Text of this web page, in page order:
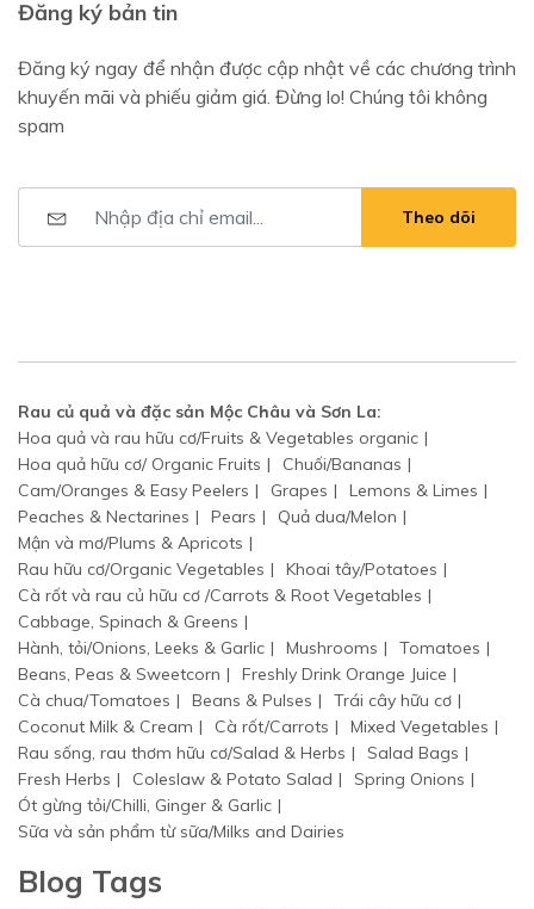
Đăng ký bản tin
Đăng ký ngay để nhận được cập nhật về các chương trình
khuyến mãi và phiếu giảm giá. Đừng lo! Chúng tôi không
spam
Theo dõi
Rau củ quả và đặc sản Mộc Châu và Sơn La:
Hoa quả và rau hữu cơ/Fruits & Vegetables organic
Hoa quả hữu cơ/ Organic Fruits
Chuối/Bananas
Cam/Oranges & Easy Peelers
Grapes
Lemons & Limes
Peaches & Nectarines
Pears
Quả dua/Melon
Mận và mơ/Plums & Apricots
Rau hữu cơ/Organic Vegetables
Khoai tây/Potatoes
Cà rốt và rau củ hữu cơ /Carrots & Root Vegetables
Cabbage, Spinach & Greens
Hành, tỏi/Onions, Leeks & Garlic
Mushrooms
Tomatoes
Beans, Peas & Sweetcorn
Freshly Drink Orange Juice
Cà chua/Tomatoes
Beans & Pulses
Trái cây hữu cơ
Coconut Milk & Cream
Cà rốt/Carrots
Mixed Vegetables
Rau sống, rau thơm hữu cơ/Salad & Herbs
Salad Bags
Fresh Herbs
Coleslaw & Potato Salad
Spring Onions
Ót gừng tỏi/Chilli, Ginger & Garlic
Sữa và sản phẩm từ sữa/Milks and Dairies
Blog Tags